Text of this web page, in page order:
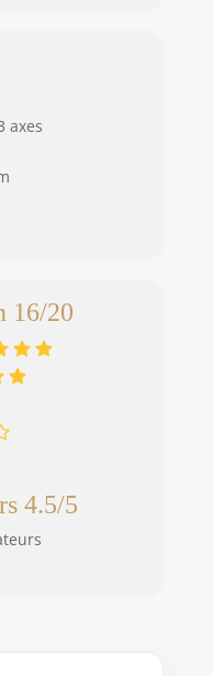
axes
16/20
4.5/5